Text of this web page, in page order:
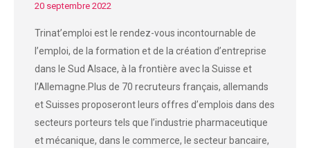
20 septembre 2022
Trinat’emploi est le rendez-vous incontournable de
l’emploi, de la formation et de la création d’entreprise
dans le Sud Alsace, à la frontière avec la Suisse et
l’Allemagne.Plus de 70 recruteurs français, allemands
et Suisses proposeront leurs offres d’emplois dans des
secteurs porteurs tels que l’industrie pharmaceutique
et mécanique, dans le commerce, le secteur bancaire,